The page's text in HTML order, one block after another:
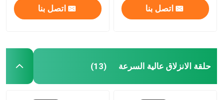
اتصل بنا اتصل بنا
حلقة الانزلاق عالية السرعة (13)